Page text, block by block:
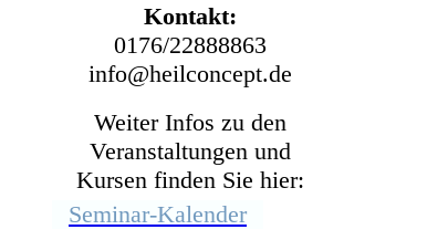
Kontakt:
0176/22888863
info@heilconcept.de
Weiter Infos zu den
Veranstaltungen und
Kursen finden Sie hier:
Seminar-Kalender